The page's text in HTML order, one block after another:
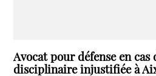
Avocat pour défense en cas
disciplinaire injustifiée à